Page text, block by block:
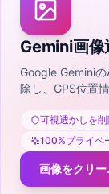
Gemini画像
Google Gemini
除し、GPS位置
可視透かしを
100%プライベ
画像をクリ